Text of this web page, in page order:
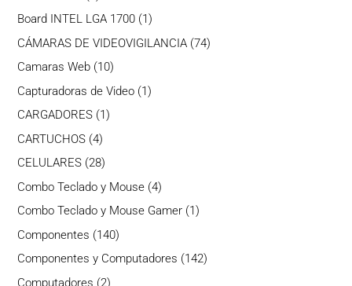
producto
Board INTEL LGA 1700 1 1
producto
CÁMARAS DE VIDEOVIGILANCIA 7474
Camaras Web 1010
productos
Capturadoras de Video 11
CARGADORES 1 1
CARTUCHOS 44
productos
CELULARES 2828
productos
Combo Teclado y Mouse 44
productos
Combo Teclado y Mouse Gamer 1 1
Componentes 140140
productos
Componentes y Computadores 142142
Computadores 22